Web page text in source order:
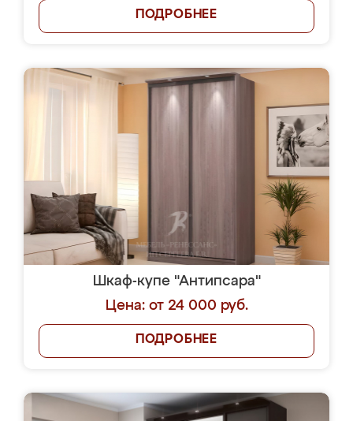
ПОДРОБНЕЕ
Шкаф-купе "Антипсара"
Цена: от 24 000 руб.
ПОДРОБНЕЕ